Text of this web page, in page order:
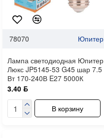
78070 Юпитер
Лампа светодиодная Юпитер
Люкс JP5145-53 G45 шар 7.5
Вт 170-240В E27 5000К
3.40 ƃ
В корзину